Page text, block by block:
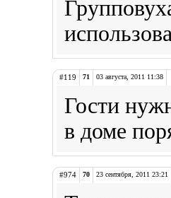
#119 71 03 августа, 2011 11:38
Гости
в доме
#974 70 23 сентября, 2011 23:21